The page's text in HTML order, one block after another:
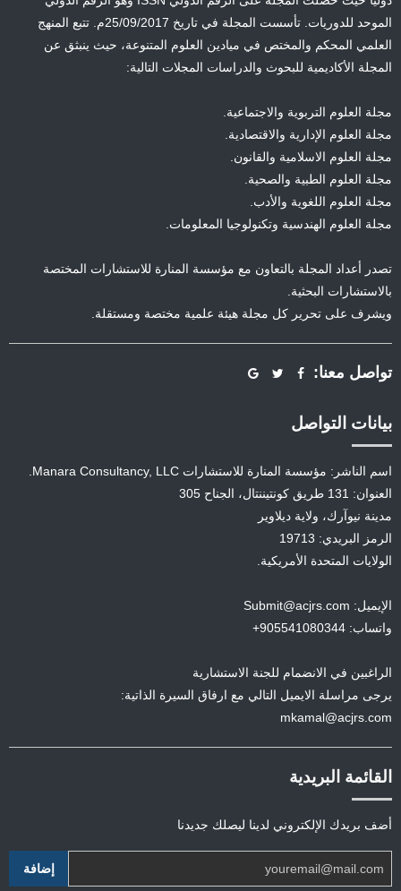
الموحد للدوريات. تأسست المجلة في تاريخ 25/09/2017م. تتبع المنهج
العلمي المحكم والمختص في ميادين العلوم المتنوعة، حيث ينبثق عن
المجلة الأكاديمية للبحوث والدراسات المجلات التالية:
مجلة العلوم التربوية والاجتماعية.
مجلة العلوم الإدارية والاقتصادية.
مجلة العلوم الاسلامية والقانون.
مجلة العلوم الطبية والصحية.
مجلة العلوم اللغوية والأدب.
مجلة العلوم الهندسية وتكنولوجيا المعلومات.
تصدر أعداد المجلة بالتعاون مع مؤسسة المنارة للاستشارات المختصة
بالاستشارات البحثية.
ويشرف على تحرير كل مجلة هيئة علمية مختصة ومستقلة.
تواصل معنا:
بيانات التواصل
اسم الناشر: مؤسسة المنارة للاستشارات Manara Consultancy, LLC.
العنوان: 131 طريق كونتيننتال، الجناح 305
مدينة نيوآرك، ولاية ديلاوير
الرمز البريدي: 19713
الولايات المتحدة الأمريكية.
الإيميل: Submit@acjrs.com
واتساب: 905541080344+
الراغبين في الانضمام للجنة الاستشارية
يرجى مراسلة الايميل التالي مع ارفاق السيرة الذاتية:
mkamal@acjrs.com
القائمة البريدية
أضف بريدك الإلكتروني لدينا ليصلك جديدنا